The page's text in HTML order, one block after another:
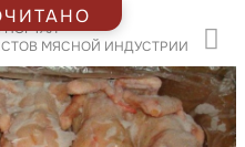
МЯСНОЙ ИНДУСТРИИ